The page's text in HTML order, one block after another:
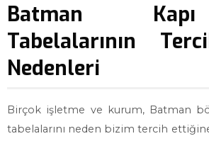
Batman
Tabelalarının
Nedenleri
Birçok işletme ve kurum, Batman
tabelalarını neden bizim tercih